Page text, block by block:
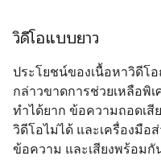
วิดีโอแบบยาว
ประโยชน์ของเนื้อหาวิดีโ
กล่าวขาดการช่วยเหลือพิ
ทำได้ยาก ข้อความถอดเ
วิดีโอไม่ได้ และเครื่องมื
ข้อความ และเสียงพร้อม